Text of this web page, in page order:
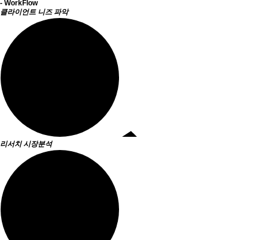
- WorkFlow
클라이언트 니즈 파악
리서치 시장분석